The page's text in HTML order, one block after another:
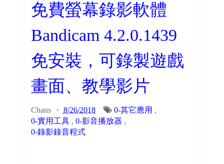
免費螢幕錄影軟體
Bandicam 4.2.0.1439
免安裝，可錄製遊戲
畫面、教學影片
Chans 8/26/2018 0-其它應用 ,
0-實用工具, 0-影音播放器 ,
0-錄影錄音程式